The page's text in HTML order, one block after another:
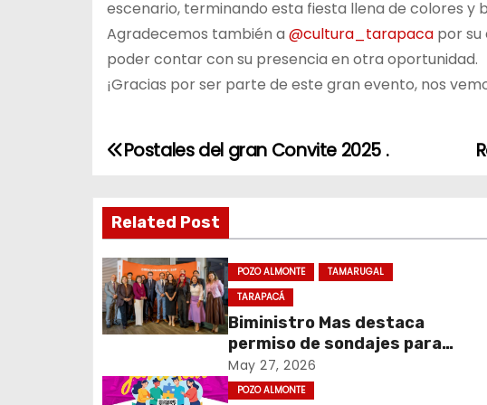
escenario, terminando esta fiesta llena de colores y
Agradecemos también a @cultura_tarapaca por su
poder contar con su presencia en otra oportunidad.
¡Gracias por ser parte de este gran evento, nos
N
v
e
g
c
Postales del gran Convite 2025 .
Related Post
POZO ALMONTE
TAMARUGAL
TARAPACÁ
Biministro Mas destaca
permiso de sondajes para
Cerro Colorado
May 27, 2026
POZO ALMONTE